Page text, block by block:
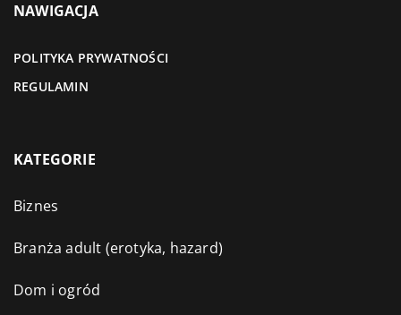
NAWIGACJA
POLITYKA PRYWATNOŚCI
REGULAMIN
KATEGORIE
Biznes
Branża adult (erotyka, hazard)
Dom i ogród